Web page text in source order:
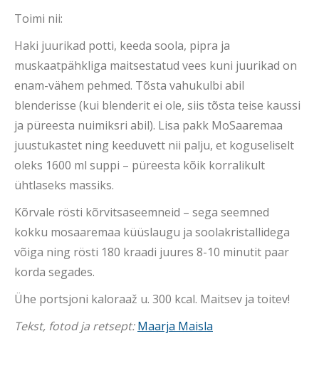
Toimi nii:
Haki juurikad potti, keeda soola, pipra ja
muskaatpähkliga maitsestatud vees kuni juurikad on
enam-vähem pehmed. Tõsta vahukulbi abil
blenderisse (kui blenderit ei ole, siis tõsta teise kaussi
ja püreesta nuimiksri abil). Lisa pakk MoSaaremaa
juustukastet ning keeduvett nii palju, et koguseliselt
oleks 1600 ml suppi – püreesta kõik korralikult
ühtlaseks massiks.
Kõrvale rösti kõrvitsaseemneid – sega seemned
kokku mosaaremaa küüslaugu ja soolakristallidega
võiga ning rösti 180 kraadi juures 8-10 minutit paar
korda segades.
Ühe portsjoni kaloraaž u. 300 kcal. Maitsev ja toitev!
Tekst, fotod ja retsept:Maarja Maisla